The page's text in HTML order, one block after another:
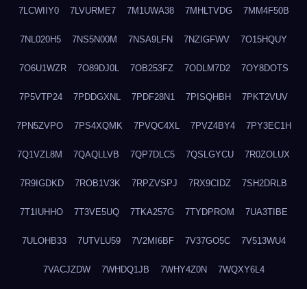
7LCWIIY0 7LVURME7 7M1UWA38 7MHLTVDG 7MM4F50B
7NL020H5 7NS5N00M 7NSA9LFN 7NZIGFWV 7O15HQUY
7O6U1WZR 7O89DJ0L 7OB253FZ 7ODLM7D2 7OY8DOTS
7P5VTP24 7PDDGXNL 7PDF28N1 7PISQHBH 7PKT2VUV
7PN5ZVPO 7PS4XQMK 7PVQC4XL 7PVZ4BY4 7PY3EC1H
7Q1VZL8M 7QAQLLVB 7QP7DLC5 7QSLGYCU 7R0ZOLUX
7R9IGDKD 7ROB1V3K 7RPZVSPJ 7RX9CIDZ 7SH2DRLB
7T1IUHHO 7T3VE5UQ 7TKA257G 7TYDPROM 7UA3TIBE
7ULOHB33 7UTVLU59 7V2MI6BF 7V37GO5C 7V513WU4
7VACJZDW 7WHDQ1JB 7WHY4Z0N 7WQXY6L4